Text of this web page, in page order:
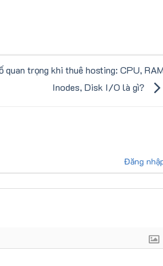
quan trọng khi thuê hosting: CPU,
Inodes, Disk I/O là gì?
Đăng